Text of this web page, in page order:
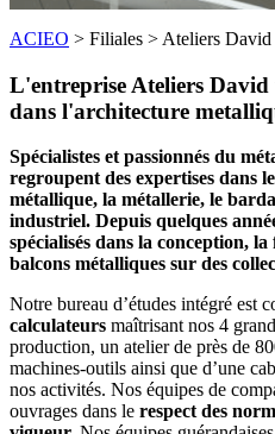
ACIEO > Filiales > Ateliers David
L'entreprise Ateliers
dans l'architecture
Spécialistes et passionnés du
regroupent des expertises dans
métallique, la métallerie, le
industriel. Depuis quelques
spécialisés dans la conception,
balcons métalliques sur des
Notre bureau d’études intégré est
calculateurs maîtrisant nos 4
production, un atelier de près de
machines-outils ainsi que d’une
nos activités. Nos équipes de
ouvrages dans le respect des